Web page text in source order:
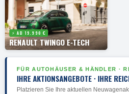
⚡ AB 19.990 €
RENAULT TWINGO E-TECH
FÜR AUTOHÄUSER & HÄNDLER ·
IHRE AKTIONSANGEBOTE · IHRE
Platzieren Sie Ihre aktuellen